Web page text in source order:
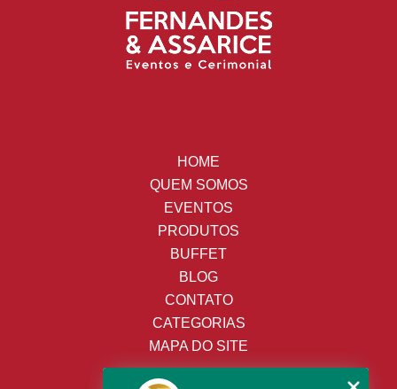
HOME
QUEM SOMOS
EVENTOS
PRODUTOS
BUFFET
BLOG
CONTATO
CATEGORIAS
MAPA DO SITE